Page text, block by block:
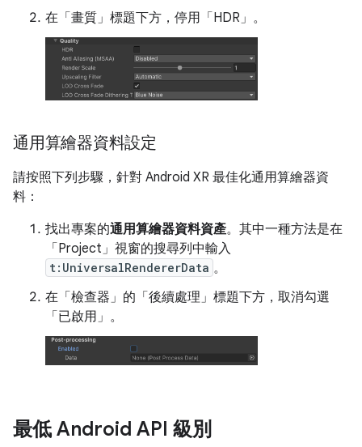
在「畫質」 標題下方，停用「HDR」 。
通用算繪器資料設定
請按照下列步驟，針對 Android XR 最佳化通用算繪器資
料：
找出專案的通用算繪器資料資產。其中一種方法是在
「Project」 視窗的搜尋列中輸入
t:UniversalRendererData 。
在「檢查器」 的「後續處理」 標題下方，取消勾選
「已啟用」 。
最低 Android API 級別